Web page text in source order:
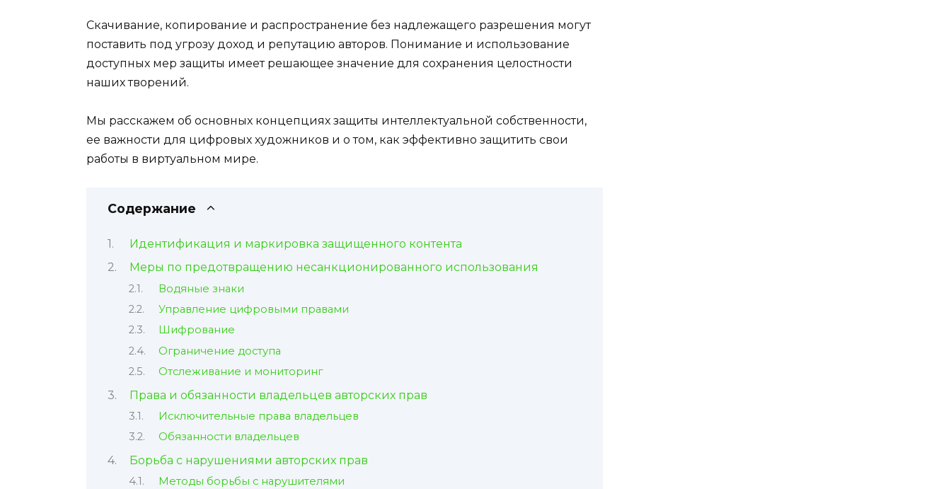
Скачивание, копирование и распространение без надлежащего разрешения могут
поставить под угрозу доход и репутацию авторов. Понимание и использование
доступных мер защиты имеет решающее значение для сохранения целостности
наших творений.
Мы расскажем об основных концепциях защиты интеллектуальной собственности,
ее важности для цифровых художников и о том, как эффективно защитить свои
работы в виртуальном мире.
Содержание
Идентификация и маркировка защищенного контента
Меры по предотвращению несанкционированного использования
Водяные знаки
Управление цифровыми правами
Шифрование
Ограничение доступа
Отслеживание и мониторинг
Права и обязанности владельцев авторских прав
Исключительные права владельцев
Обязанности владельцев
Борьба с нарушениями авторских прав
Методы борьбы с нарушителями